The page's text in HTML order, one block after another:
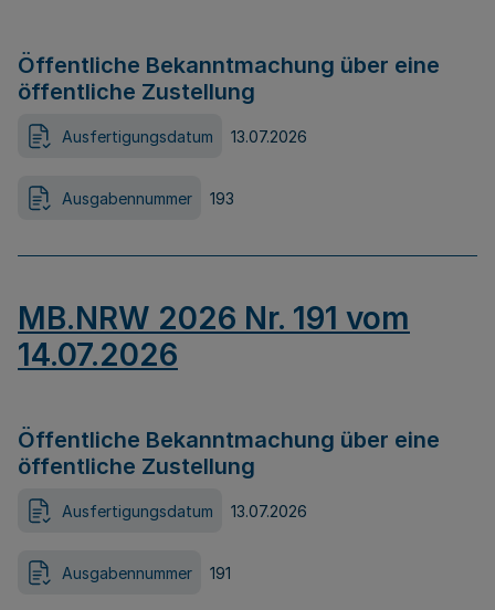
Öffentliche Bekanntmachung über eine
öffentliche Zustellung
Ausfertigungsdatum 13.07.2026
Ausgabennummer 193
MB.NRW 2026 Nr. 191 vom
14.07.2026
Öffentliche Bekanntmachung über eine
öffentliche Zustellung
Ausfertigungsdatum 13.07.2026
Ausgabennummer 191